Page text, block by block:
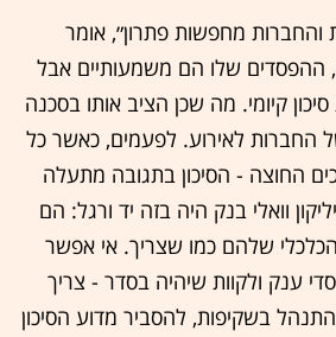
והחברות מחפשות פתרון״, אומר
ההפסדים שלו הם משמעותיים אבל
קיומי. מה שכן הציב אותו בסכנה
החברות לאירוע. לפעמים, כאשר כל
החוצה - הסיכון בתגובה מתעלה
וואלי בנק היה בזה יד ורגל: הם
שלהם כמו שצריך. אי אפשר
ענק ולקוות שיהיה בסדר - צריך
בשקיפות, להסביר מדוע הסיכון